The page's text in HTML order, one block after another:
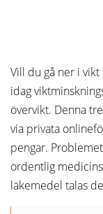
Vill du gå ner i
idag
övervikt. Denna
via privata
pengar.
ordentlig
läkemedel talas